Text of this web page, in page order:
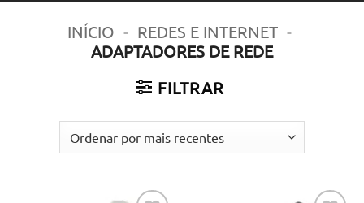
INÍCIO - REDES E INTERNET -
ADAPTADORES DE REDE
FILTRAR